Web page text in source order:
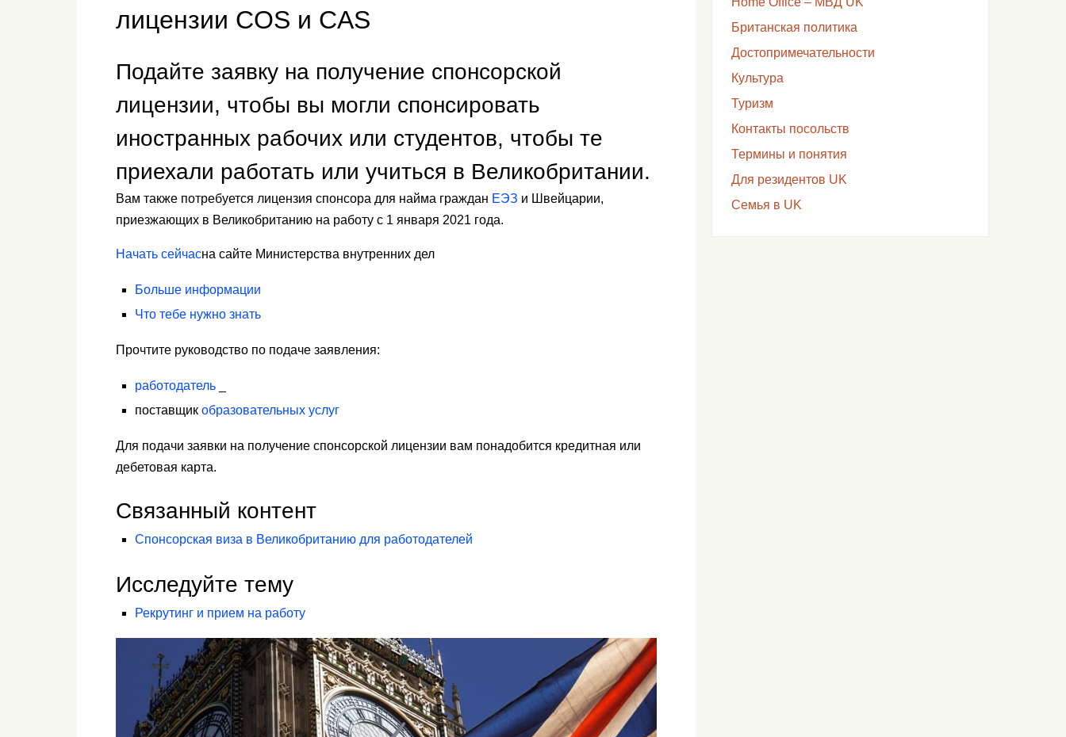
лицензии COS и CAS
Подайте заявку на получение спонсорской
лицензии, чтобы вы могли спонсировать
иностранных рабочих или студентов, чтобы те
приехали работать или учиться в Великобритании.
Вам также потребуется лицензия спонсора для найма граждан ЕЭЗ и Швейцарии,
приезжающих в Великобританию на работу с 1 января 2021 года.
Начать сейчасна сайте Министерства внутренних дел
Больше информации
Что тебе нужно знать
Прочтите руководство по подаче заявления:
работодатель
поставщик образовательных услуг
Для подачи заявки на получение спонсорской лицензии вам понадобится кредитная или
дебетовая карта.
Связанный контент
Спонсорская виза в Великобританию для работодателей
Исследуйте тему
Рекрутинг и прием на работу
Британская политика
Достопримечательности
Культура
Туризм
Контакты посольств
Термины и понятия
Для резидентов UK
Семья в UK